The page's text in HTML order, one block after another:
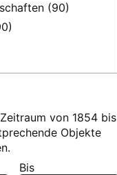
(90)
von 1854 bis
Objekte
Bis